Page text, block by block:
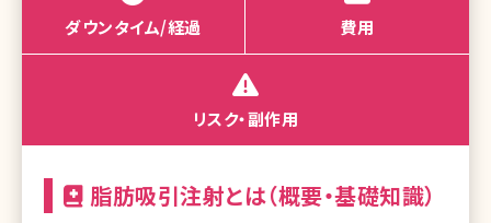
ダウンタイム/経過 費用
リスク・副作用
脂肪吸引注射とは（概要・基礎知識）